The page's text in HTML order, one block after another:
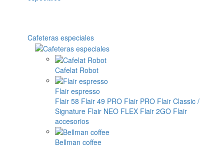
Cafeteras especiales
Cafelat Robot
Flair espresso
Flair 58 Flair 49 PRO Flair PRO Flair Classic /
Signature Flair NEO FLEX Flair 2GO Flair
accesorios
Bellman coffee